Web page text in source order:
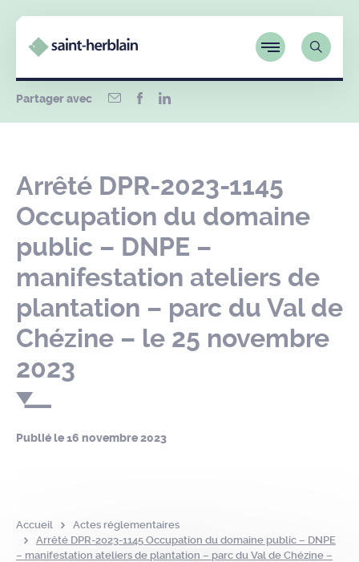
Partager avec
Arrêté DPR-2023-1145
Occupation du domaine
public – DNPE –
manifestation ateliers de
plantation – parc du Val de
Chézine – le 25 novembre
2023
Publié le16 novembre 2023
Accueil
Actes réglementaires
Arrêté DPR-2023-1145 Occupation du domaine public – DNPE
– manifestation ateliers de plantation – parc du Val de Chézine –